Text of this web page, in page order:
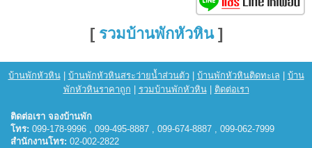
[ รวมบ้านพักหัวหิน]
บ้านพักหัวหิน| บ้านพักหัวหินสระว่ายน้ำส่วนตัว| บ้านพักหัวหินติดทะเล
บ้าน
พักหัวหินราคาถูก
รวมบ้านพักหัวหิน| ติดต่อเรา
ติดต่อเรา จองบ้านพัก
โทร: 099-178-9996 , 099-495-8887 , 099-674-8887 , 099-062-7999
สำนักงานโทร: 02-002-2822